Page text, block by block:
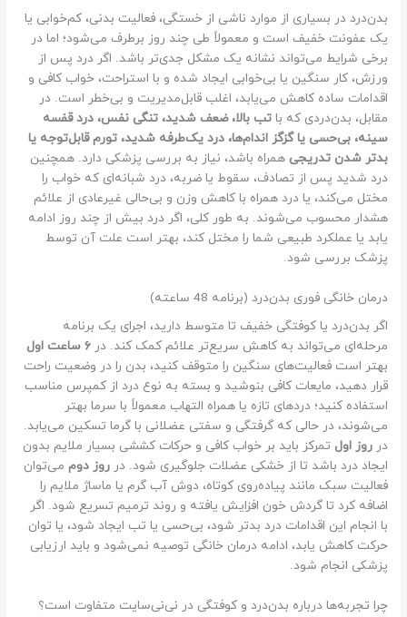
بدن‌درد در بسیاری از موارد ناشی از خستگی، فعالیت بدنی، کم‌خوابی یا
یک عفونت خفیف است و معمولاً طی چند روز برطرف می‌شود؛ اما در
برخی شرایط می‌تواند نشانه یک مشکل جدی‌تر باشد. اگر درد پس از
ورزش، کار سنگین یا بی‌خوابی ایجاد شده و با استراحت، خواب کافی و
اقدامات ساده کاهش می‌یابد، اغلب قابل‌مدیریت و بی‌خطر است. در
مقابل، بدن‌دردی که باتب بالا، ضعف شدید، تنگی نفس، درد قفسه
سینه، بی‌حسی یا گزگز اندام‌ها، درد یک‌طرفه شدید، تورم قابل‌توجه یا
بدتر شدن تدریجی همراه باشد، نیاز به بررسی پزشکی دارد. همچنین
درد شدید پس از تصادف، سقوط یا ضربه، درد شبانه‌ای که خواب را
مختل می‌کند، یا درد همراه با کاهش وزن و بی‌حالی غیرعادی از علائم
هشدار محسوب می‌شوند. به طور کلی، اگر درد بیش از چند روز ادامه
یابد یا عملکرد طبیعی شما را مختل کند، بهتر است علت آن توسط
پزشک بررسی شود.
درمان خانگی فوری بدن‌درد (برنامه 48 ساعته)
اگر بدن‌درد یا کوفتگی خفیف تا متوسط دارید، اجرای یک برنامه
مرحله‌ای می‌تواند به کاهش سریع‌تر علائم کمک کند. در۶ ساعت اول
بهتر است فعالیت‌های سنگین را متوقف کنید، بدن را در وضعیت راحت
قرار دهید، مایعات کافی بنوشید و بسته به نوع درد از کمپرس مناسب
استفاده کنید؛ دردهای تازه یا همراه التهاب معمولاً با سرما بهتر
می‌شوند، در حالی که گرفتگی و سفتی عضلانی با گرما تسکین می‌یابد.
درروز اول تمرکز باید بر خواب کافی و حرکات کششی بسیار ملایم بدون
ایجاد درد باشد تا از خشکی عضلات جلوگیری شود. درروز دوم می‌توان
فعالیت سبک مانند پیاده‌روی کوتاه، دوش آب گرم یا ماساژ ملایم را
اضافه کرد تا گردش خون افزایش یافته و روند ترمیم تسریع شود. اگر
با انجام این اقدامات درد بدتر شود، بی‌حسی یا تب ایجاد شود، یا توان
حرکت کاهش یابد، ادامه درمان خانگی توصیه نمی‌شود و باید ارزیابی
پزشکی انجام شود.
چرا تجربه‌ها درباره بدن‌درد و کوفتگی در نی‌نی‌سایت متفاوت است؟